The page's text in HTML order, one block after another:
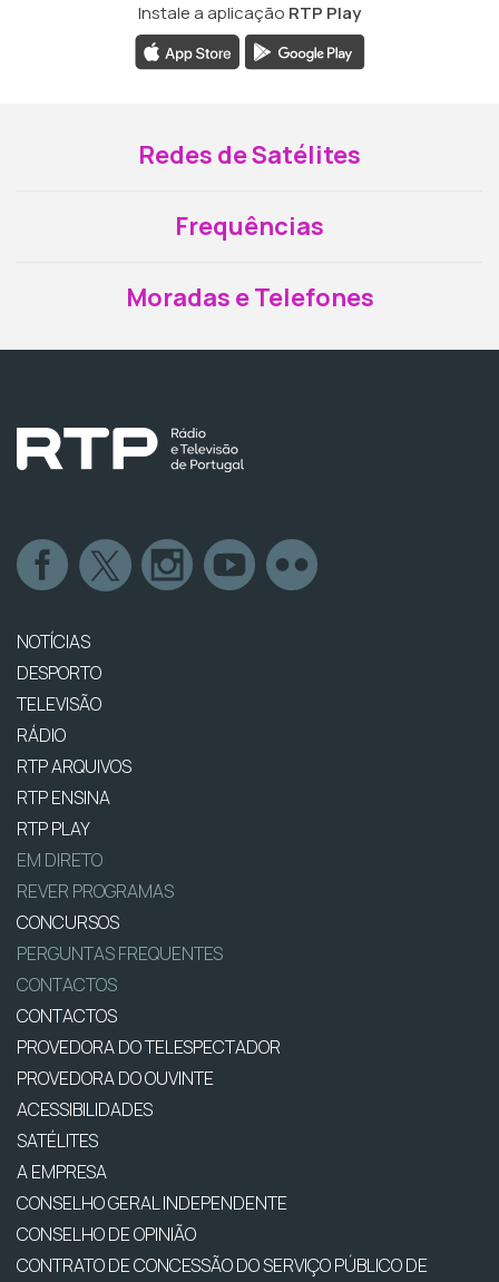
Instale a aplicação RTP Play
Redes de Satélites
Frequências
Moradas e Telefones
NOTÍCIAS
DESPORTO
TELEVISÃO
RÁDIO
RTP ARQUIVOS
RTP ENSINA
RTP PLAY
EM DIRETO
REVER PROGRAMAS
CONCURSOS
PERGUNTAS FREQUENTES
CONTACTOS
CONTACTOS
PROVEDORA DO TELESPECTADOR
PROVEDORA DO OUVINTE
ACESSIBILIDADES
SATÉLITES
A EMPRESA
CONSELHO GERAL INDEPENDENTE
CONSELHO DE OPINIÃO
CONTRATO DE CONCESSÃO DO SERVIÇO PÚBLICO DE